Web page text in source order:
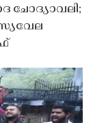
ചോദ്യാവലി;